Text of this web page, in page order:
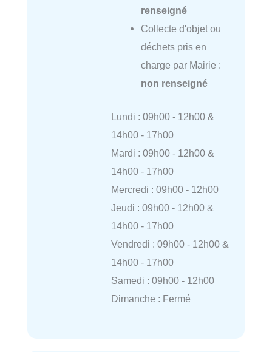
renseigné
Collecte d'objet ou
déchets pris en
charge par Mairie :
non renseigné
Lundi : 09h00 - 12h00 &
14h00 - 17h00
Mardi : 09h00 - 12h00 &
14h00 - 17h00
Mercredi : 09h00 - 12h00
Jeudi : 09h00 - 12h00 &
14h00 - 17h00
Vendredi : 09h00 - 12h00 &
14h00 - 17h00
Samedi : 09h00 - 12h00
Dimanche : Fermé